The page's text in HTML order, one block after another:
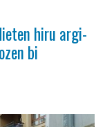
hiru argi-
bi